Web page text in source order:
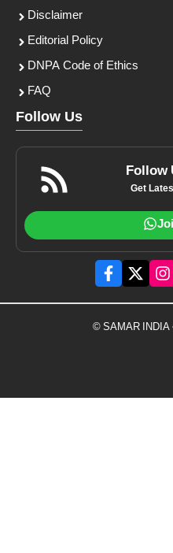
Disclaimer
Editorial Policy
DNPA Code of Ethics
FAQ
Follow Us
Follow
Get
© SAMAR INDIA